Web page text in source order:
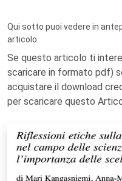
Qui sotto puoi vedere in
articolo.
Se questo articolo ti
scaricare in formato pdf)
acquistare il download
per scaricare questo